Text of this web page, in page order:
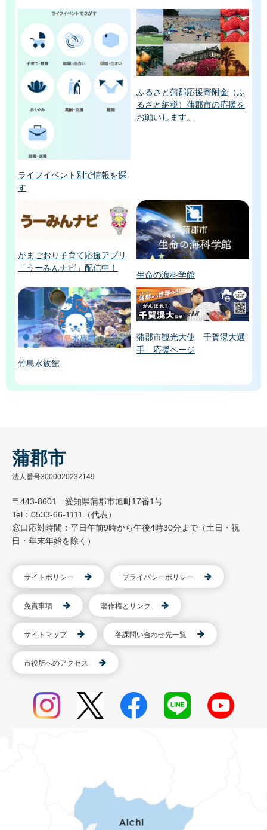
ライフイベント別で情報を探
す
ふるさと蒲郡応援寄附金（ふ
るさと納税）蒲郡市の応援を
お願いします。
がまごおり子育て応援アプリ
「うーみんナビ」配信中！
生命の海科学館
竹島水族館
蒲郡市観光大使 千賀滉大選
手 応援ページ
蒲郡市
法人番号3000020232149
〒443-8601 愛知県蒲郡市旭町17番1号
Tel：0533-66-1111（代表）
窓口応対時間：平日午前9時から午後4時30分まで（土日・祝
日・年末年始を除く）
サイトポリシー プライバシーポリシー
免責事項 著作権とリンク
サイトマップ 各課問い合わせ先一覧
市役所へのアクセス